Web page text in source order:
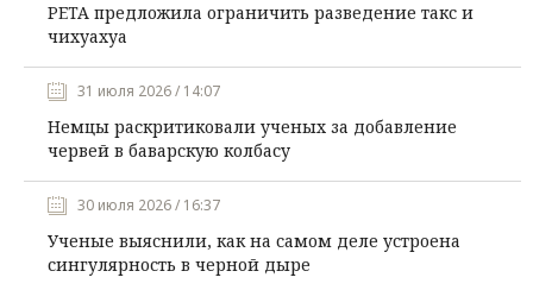
PETA предложила ограничить разведение такс и
чихуахуа
31 июля 2026 / 14:07
Немцы раскритиковали ученых за добавление
червей в баварскую колбасу
30 июля 2026 / 16:37
Ученые выяснили, как на самом деле устроена
сингулярность в черной дыре